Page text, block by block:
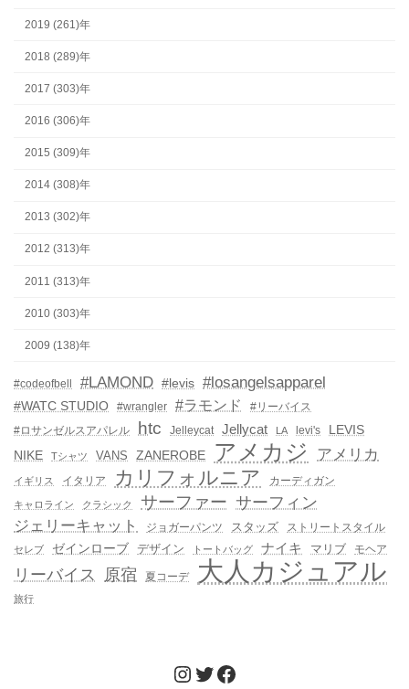
2019 (261)年
2018 (289)年
2017 (303)年
2016 (306)年
2015 (309)年
2014 (308)年
2013 (302)年
2012 (313)年
2011 (313)年
2010 (303)年
2009 (138)年
#codeofbell #LAMOND #levis #losangelsapparel
#WATC STUDIO #wrangler #ラモンド
#リーバイス
#ロサンゼルスアパレル
htc Jelleycat Jellycat LA levi's
LEVIS
NIKE
Tシャツ VANS ZANEROBE アメカジ アメリカ
イギリス イタリア カリフォルニア カーディガン
キャロライン クラシック サーファー サーフィン
ジェリーキャット
ジョガーパンツ スタッズ ストリートスタイル
セレブ ゼインローブ デザイン トートバッグ ナイキ マリブ モヘア
リーバイス 原宿 夏コーデ 大人カジュアル
旅行
Instagram
Twitter
Facebook